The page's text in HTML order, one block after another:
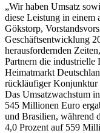
„Wir haben Umsatz
diese Leistung in einem
Gökstorp,
Geschäftsentwicklung
herausfordernden
Partnern die industrielle
Heimatmarkt
rückläufiger Konjunktur
Das Umsatzwachstum
545 Millionen Euro
und Brasilien, während
4,0 Prozent auf 559